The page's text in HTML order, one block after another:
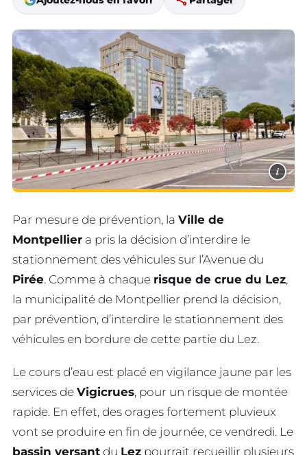
i
Par mesure de prévention, la Ville de
Montpellier a pris la décision d’interdire le
stationnement des véhicules sur l’Avenue du
Pirée. Comme à chaque risque de crue du Lez,
la municipalité de Montpellier prend la décision,
par prévention, d’interdire le stationnement des
véhicules en bordure de cette partie du Lez.
Le cours d’eau est placé en vigilance jaune par les
services de Vigicrues, pour un risque de montée
rapide. En effet, des orages fortement pluvieux
vont se produire en fin de journée, ce vendredi. Le
bassin versant du Lez pourrait recueillir plusieurs